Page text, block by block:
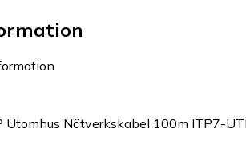
Utomhus Nätverkskabel 100m ITP7-